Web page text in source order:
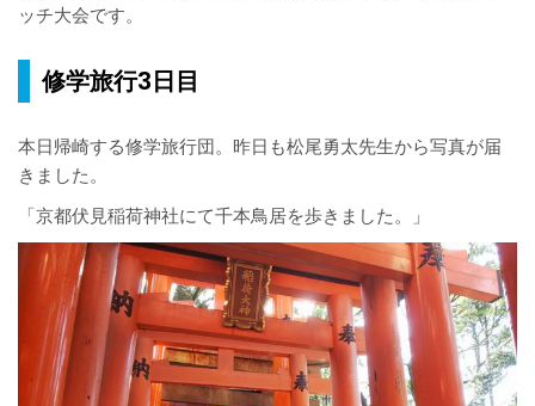
ッチ大会です。
修学旅行3日目
本日帰崎する修学旅行団。昨日も松尾勇太先生から写真が届
きました。
「京都伏見稲荷神社にて千本鳥居を歩きました。」